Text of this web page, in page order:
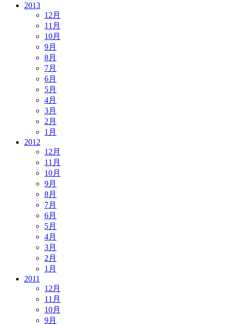
2013
12月
11月
10月
9月
8月
7月
6月
5月
4月
3月
2月
1月
2012
12月
11月
10月
9月
8月
7月
6月
5月
4月
3月
2月
1月
2011
12月
11月
10月
9月